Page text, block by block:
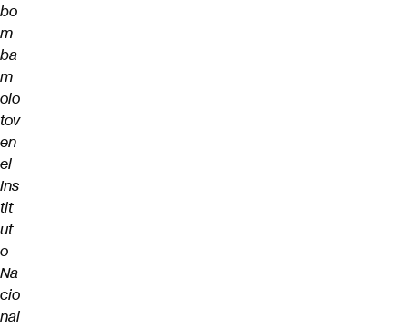
bo
m
ba
m
olo
tov
en
el
Ins
tit
ut
o
Na
cio
nal